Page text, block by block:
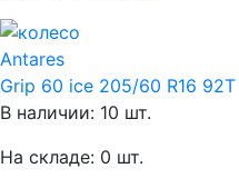
Antares
Grip 60 ice 205/60 R16 92T
В наличии: 10 шт.
На складе: 0 шт.